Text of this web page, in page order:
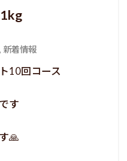
新着情報
10回コース
す
🙏